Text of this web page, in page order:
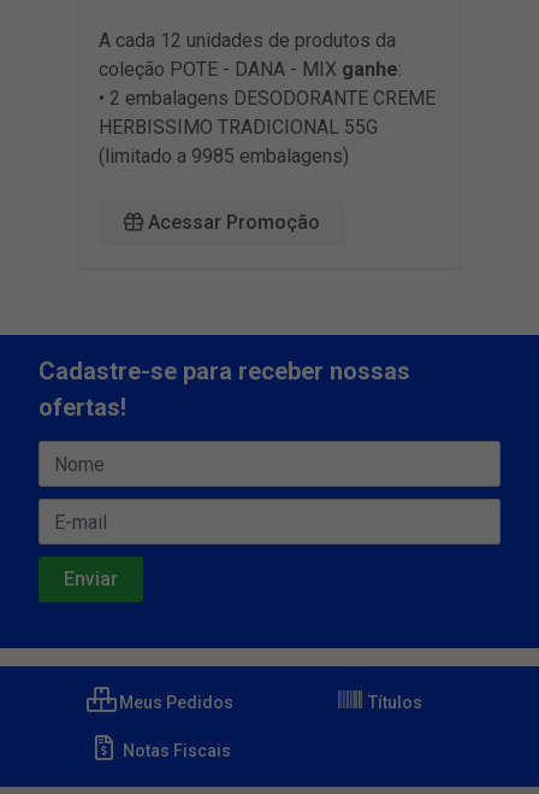
A cada 12 unidades de produtos da
coleção POTE - DANA - MIX ganhe:
• 2 embalagens DESODORANTE CREME
HERBISSIMO TRADICIONAL 55G
(limitado a 9985 embalagens)
Acessar Promoção
Cadastre-se para receber nossas
ofertas!
Meus Pedidos Títulos
Notas Fiscais